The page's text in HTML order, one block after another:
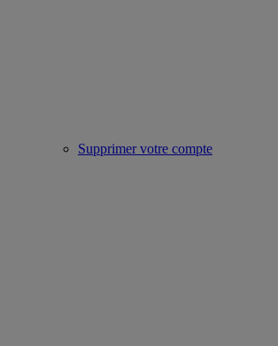
Supprimer votre compte